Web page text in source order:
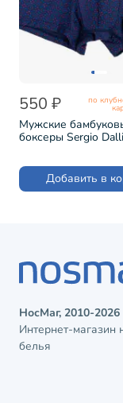
550 ₽ по
Мужские
боксеры Sergio
Добавить в
НосМаг, 2010-2026
Интернет-магазин
белья